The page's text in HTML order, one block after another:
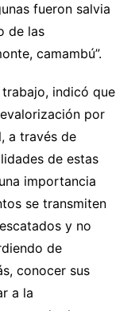
fueron salvia
de las
camambú”.
indicó que
por
a través de
de estas
importancia
se transmiten
y no
de
conocer sus
a la